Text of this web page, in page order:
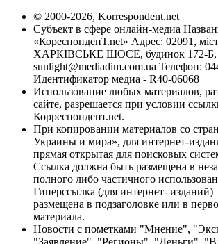
© 2000-2026, Korrespondent.net
Субъект в сфере онлайн-медиа
«КореспонденТ.net» Адрес: 02091,
ХАРКІВСЬКЕ ШОСЕ, будинок 172-Б,
sunlight@mediadim.com.ua Телефон:
Идентификатор медиа - R40-06068
Использование любых материалов,
сайте, разрешается при условии
Корреспондент.net.
При копировании материалов со
Украины и мира», для интернет-
прямая открытая для поисковых
Ссылка должна быть размещена в
полного либо частичного
Гиперссылка (для интернет-
размещена в подзаголовке или в
материала.
Новости с пометками "Мнение",